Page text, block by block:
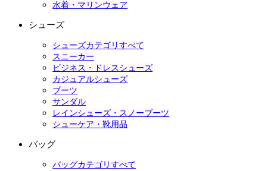
水着・マリンウェア
シューズ
シューズカテゴリすべて
スニーカー
ビジネス・ドレスシューズ
カジュアルシューズ
ブーツ
サンダル
レインシューズ・スノーブーツ
シューケア・靴用品
バッグ
バッグカテゴリすべて